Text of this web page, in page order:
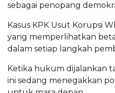
sebagai penopang
Kasus KPK Usut Korupsi
yang memperlihatkan
dalam setiap langkah
Ketika hukum dijalankan
ini sedang menegakkan